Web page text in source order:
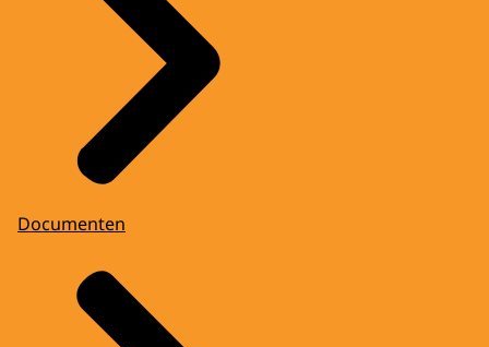
Documenten